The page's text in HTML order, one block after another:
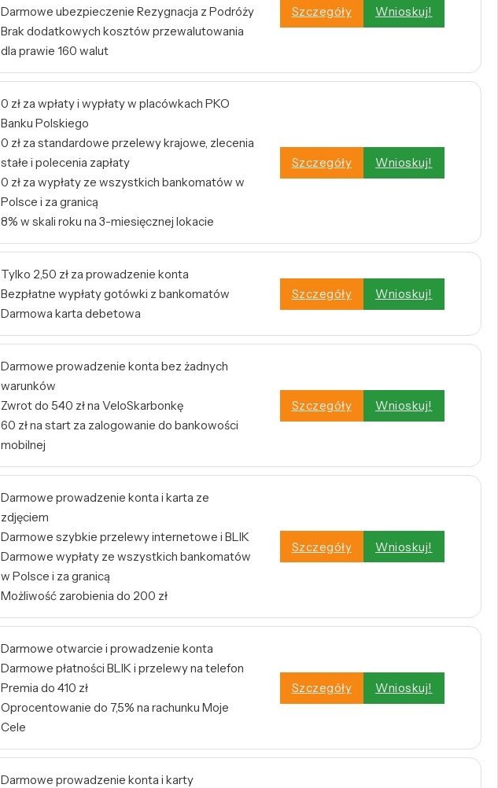
Darmowe ubezpieczenie Rezygnacja z Podróży
Brak dodatkowych kosztów przewalutowania
dla prawie 160 walut
Szczegóły Wnioskuj!
0 zł za wpłaty i wypłaty w placówkach PKO
Banku Polskiego
0 zł za standardowe przelewy krajowe, zlecenia
stałe i polecenia zapłaty
0 zł za wypłaty ze wszystkich bankomatów w
Polsce i za granicą
8% w skali roku na 3-miesięcznej lokacie
Szczegóły Wnioskuj!
Tylko 2,50 zł za prowadzenie konta
Bezpłatne wypłaty gotówki z bankomatów
Darmowa karta debetowa
Szczegóły Wnioskuj!
Darmowe prowadzenie konta bez żadnych
warunków
Zwrot do 540 zł na VeloSkarbonkę
60 zł na start za zalogowanie do bankowości
mobilnej
Szczegóły Wnioskuj!
Darmowe prowadzenie konta i karta ze
zdjęciem
Darmowe szybkie przelewy internetowe i BLIK
Darmowe wypłaty ze wszystkich bankomatów
w Polsce i za granicą
Możliwość zarobienia do 200 zł
Szczegóły Wnioskuj!
Darmowe otwarcie i prowadzenie konta
Darmowe płatności BLIK i przelewy na telefon
Premia do 410 zł
Oprocentowanie do 7,5% na rachunku Moje
Cele
Szczegóły Wnioskuj!
Darmowe prowadzenie konta i karty